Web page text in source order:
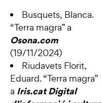
Busquets, Blanca.
“Terra magra” a
Osona.com
(19/11/2024)
Riudavets Florit,
Eduard. “Terra magra”
a Iris.cat Digital